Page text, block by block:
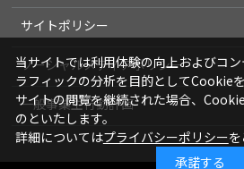
サイトポリシー
ソーシャルメディアポリシー
一般事業主行動計画
当サイトでは利用体験の向上およびコ
ラフィックの分析を目的としてCookie
サイトの閲覧を継続された場合、
のといたします。
詳細についてはプライバシーポリシー
承諾する